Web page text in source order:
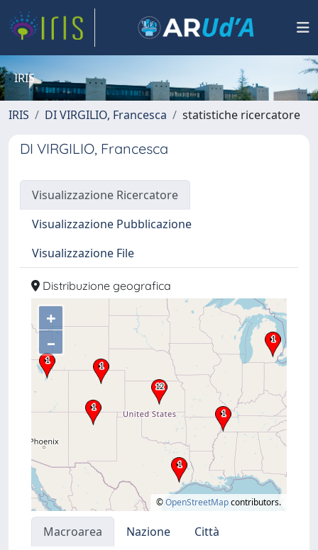
IRIS
IRIS DI VIRGILIO, Francesca statistiche ricercatore
DI VIRGILIO, Francesca
Visualizzazione Ricercatore
Visualizzazione Pubblicazione
Visualizzazione File
Distribuzione geografica
+
–
©OpenStreetMapcontributors.
Macroarea Nazione
Città